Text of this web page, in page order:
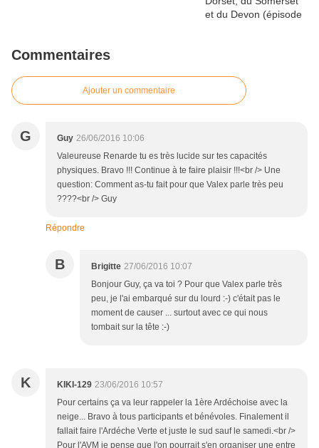
Commentaires
Ajouter un commentaire
G Guy 26/06/2016 10:06
Valeureuse Renarde tu es très lucide sur tes capacités
physiques. Bravo !!! Continue à te faire plaisir !!!<br /> Une
question: Comment as-tu fait pour que Valex parle très peu
????<br /> Guy
Répondre
B Brigitte 27/06/2016 10:07
Bonjour Guy, ça va toi ? Pour que Valex parle très
peu, je l'ai embarqué sur du lourd :-) c'était pas le
moment de causer ... surtout avec ce qui nous
tombait sur la tête :-)
K KIKI-129 23/06/2016 10:57
Pour certains ça va leur rappeler la 1ère Ardéchoise avec la
neige... Bravo à tous participants et bénévoles. Finalement il
fallait faire l'Ardéche Verte et juste le sud sauf le samedi.<br />
Pour l'AVM je pense que l'on pourrait s'en organiser une entre